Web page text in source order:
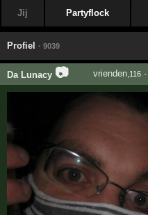
Jij Partyflock
Profiel · 9039
Da Lunacy 📷 vrienden,116·